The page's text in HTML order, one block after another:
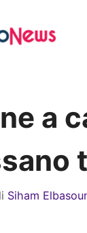
a
Siham